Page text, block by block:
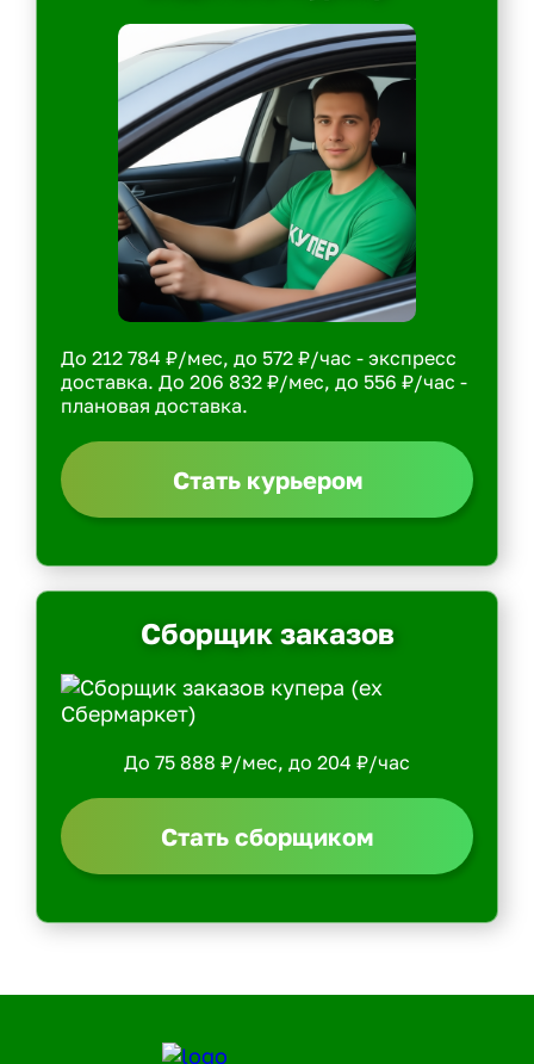
До 212 784 ₽/мес, до 572 ₽/час - экспресс
доставка. До 206 832 ₽/мес, до 556 ₽/час -
плановая доставка.
Стать курьером
Сборщик заказов
До 75 888 ₽/мес, до 204 ₽/час
Стать сборщиком